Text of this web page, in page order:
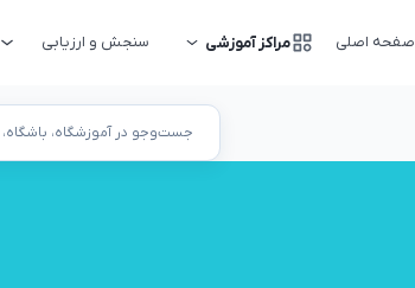
صفحه اصلی مراکز آموزشی سنجش و ارزیابی
جست‌وجو در آموزشگاه، باشگاه،